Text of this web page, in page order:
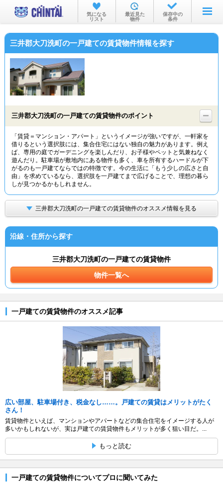
お部屋を探す
沿線・駅から
物件特集から
TOP
気になる
リスト
最近見た
物件
保存中の
条件
三井郡大刀洗町の一戸建ての賃貸物件情報を探す
三井郡大刀洗町の一戸建ての賃貸物件のポイント
「賃貸＝マンション・アパート」というイメージが強いですが、一軒家を
借りるという選択肢には、集合住宅にはない独自の魅力があります。例え
ば、専用の庭でガーデニングを楽しんだり、お子様やペットと気兼ねなく
遊んだり。駐車場が敷地内にある物件も多く、車を所有するハードルが下
がるのも一戸建てならではの特徴です。今の生活に「もう少しの広さと自
由」を求めているなら、選択肢を一戸建てまで広げることで、理想の暮ら
しが見つかるかもしれません。
三井郡大刀洗町の一戸建ての賃貸物件のオススメ情報を見る
沿線・住所から探す
三井郡大刀洗町の一戸建ての賃貸物件
物件一覧へ
一戸建ての賃貸物件のオススメ記事
広い部屋、駐車場付き、税金なし……。戸建ての賃貸はメリットがたく
さん！
賃貸物件といえば、マンションやアパートなどの集合住宅をイメージする人が
多いかもしれないが、実は戸建ての賃貸物件もメリットが多く狙い目だ。...
もっと読む
一戸建ての賃貸物件についてプロに聞いてみた